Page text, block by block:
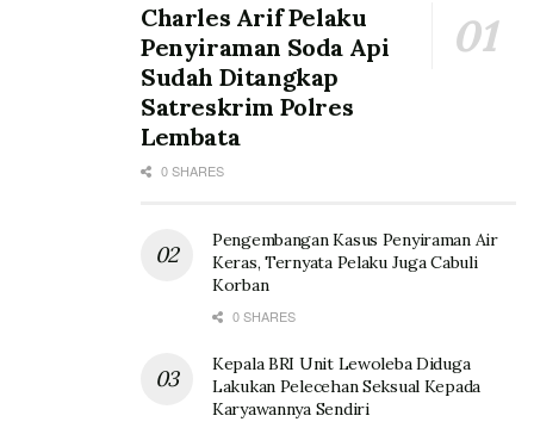
Charles Arif Pelaku
Penyiraman Soda Api
Sudah Ditangkap
Satreskrim Polres
Lembata
0 SHARES
Pengembangan Kasus Penyiraman Air
Keras, Ternyata Pelaku Juga Cabuli
Korban
0 SHARES
Kepala BRI Unit Lewoleba Diduga
Lakukan Pelecehan Seksual Kepada
Karyawannya Sendiri